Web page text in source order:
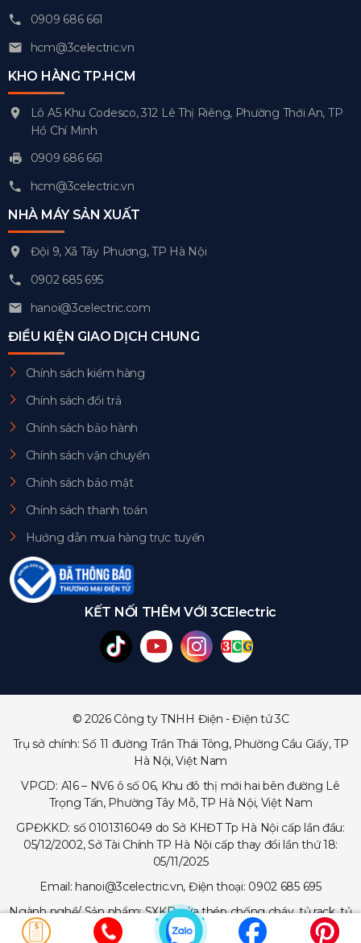
0909 686 661
hcm@3celectric.vn
KHO HÀNG TP.HCM
Lô A5 Khu Codesco, 312 Lê Thị Riêng, Phường Thới An, TP
Hồ Chí Minh
0909 686 661
hcm@3celectric.vn
NHÀ MÁY SẢN XUẤT
Đội 9, Xã Tây Phương, TP Hà Nội
0902 685 695
hanoi@3celectric.com
ĐIỀU KIỆN GIAO DỊCH CHUNG
Chính sách kiểm hàng
Chính sách đổi trả
Chính sách bảo hành
Chính sách vận chuyển
Chính sách bảo mật
Chính sách thanh toán
Hướng dẫn mua hàng trực tuyến
KẾT NỐI THÊM VỚI 3CElectric
© 2026 Công ty TNHH Điện - Điện tử 3C
Trụ sở chính: Số 11 đường Trần Thái Tông, Phường Cầu Giấy, TP
Hà Nội, Việt Nam
VPGD: A16 – NV6 ô số 06, Khu đô thị mới hai bên đường Lê
Trọng Tấn, Phường Tây Mỗ, TP Hà Nội, Việt Nam
GPĐKKD: số 0101316049 do Sở KHĐT Tp Hà Nội cấp lần đầu:
05/12/2002, Sở Tài Chính TP Hà Nội cấp thay đổi lần thứ 18:
05/11/2025
Email: hanoi@3celectric.vn, Điện thoại: 0902 685 695
Ngành nghề/ Sản phẩm: SXKD cửa thép chống cháy, tủ rack, tủ
trạm viễn thông, tủ điện, thang cáp - máng cáp...